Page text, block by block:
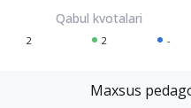
2 2 -
Maxsus